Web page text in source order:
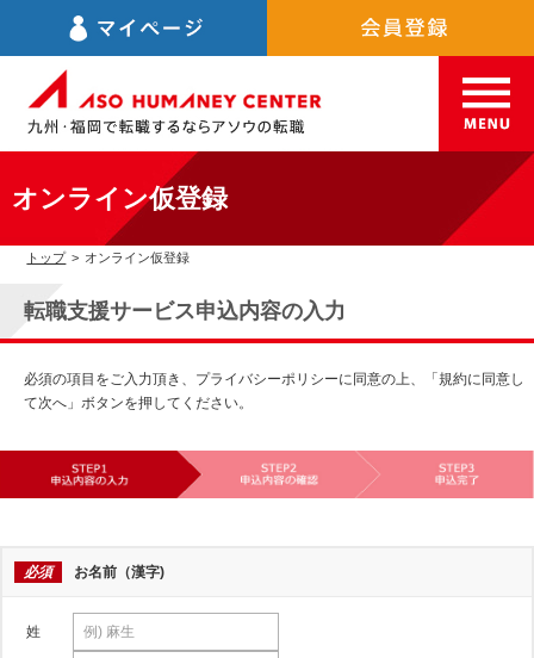
オンライン仮登録
トップ > オンライン仮登録
転職支援サービス申込内容の入力
必須の項目をご入力頂き、プライバシーポリシーに同意の上、「規約に同意し
て次へ」ボタンを押してください。
必須 お名前（漢字)
姓